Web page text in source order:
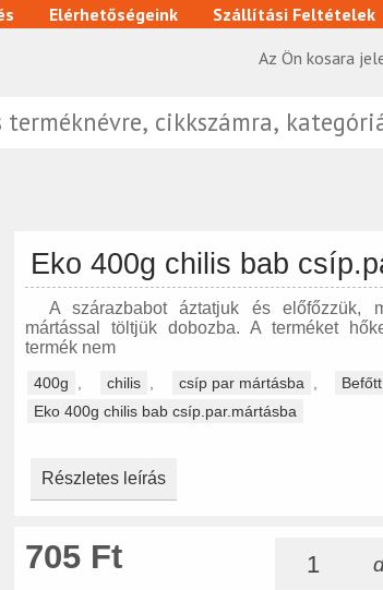
Elérhetőségeink
Szállítási Feltételek
Az Ön kosara
Eko 400g chilis bab
A szárazbabot áztatjuk és előfőzzük,
mártással töltjük dobozba. A terméket
termék nem
400g chilis csíp par mártásba Befőtt
Eko 400g chilis bab csíp.par.mártásba
Részletes leírás
705 Ft